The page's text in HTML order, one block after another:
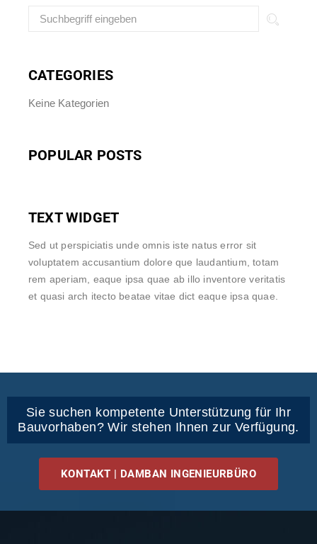
CATEGORIES
Keine Kategorien
POPULAR POSTS
TEXT WIDGET
Sed ut perspiciatis unde omnis iste natus error sit
voluptatem accusantium dolore que laudantium, totam
rem aperiam, eaque ipsa quae ab illo inventore veritatis
et quasi arch itecto beatae vitae dict eaque ipsa quae.
Sie suchen kompetente Unterstützung für Ihr
Bauvorhaben? Wir stehen Ihnen zur Verfügung.
KONTAKT | DAMBAN INGENIEURBÜRO